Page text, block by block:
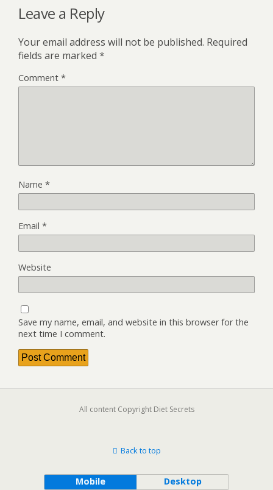
Leave a Reply
Your email address will not be published. Required
fields are marked *
Comment *
Name *
Email *
Website
Save my name, email, and website in this browser for the
next time I comment.
All content Copyright Diet Secrets
Back to top
Mobile Desktop